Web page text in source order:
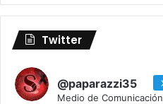
Twitter
@paparazzi35
Medio de Comunicación